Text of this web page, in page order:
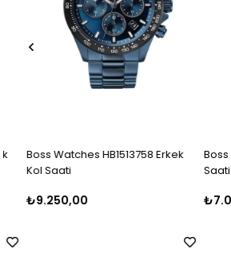
Boss Watches HB1513758 Erkek
Kol Saati
₺9.250,00
Boss
Saati